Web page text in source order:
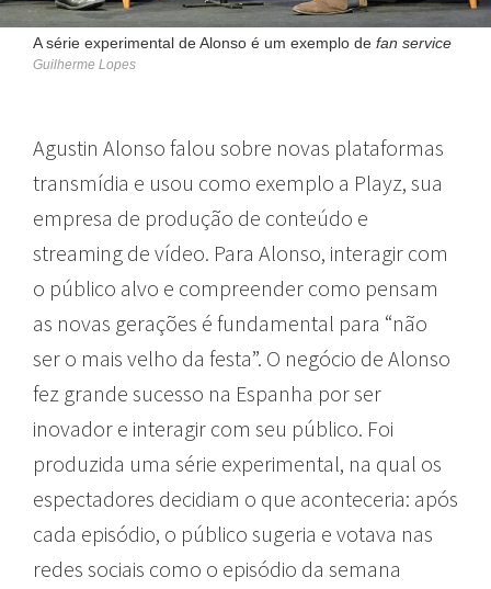
A série experimental de Alonso é um exemplo de fan service
Guilherme Lopes
Agustin Alonso falou sobre novas plataformas
transmídia e usou como exemplo a Playz, sua
empresa de produção de conteúdo e
streaming de vídeo. Para Alonso, interagir com
o público alvo e compreender como pensam
as novas gerações é fundamental para “não
ser o mais velho da festa”. O negócio de Alonso
fez grande sucesso na Espanha por ser
inovador e interagir com seu público. Foi
produzida uma série experimental, na qual os
espectadores decidiam o que aconteceria: após
cada episódio, o público sugeria e votava nas
redes sociais como o episódio da semana